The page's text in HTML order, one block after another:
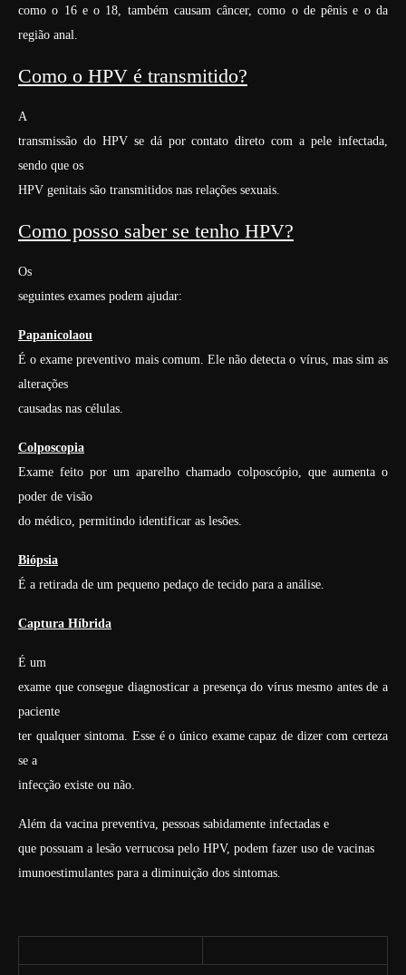
como o 16 e o 18, também causam câncer, como o de pênis e o da
região anal.
Como o HPV é transmitido?
A
transmissão do HPV se dá por contato direto com a pele infectada,
sendo que os
HPV genitais são transmitidos nas relações sexuais.
Como posso saber se tenho HPV?
Os
seguintes exames podem ajudar:
Papanicolaou
É o exame preventivo mais comum. Ele não detecta o vírus, mas sim as
alterações
causadas nas células.
Colposcopia
Exame feito por um aparelho chamado colposcópio, que aumenta o
poder de visão
do médico, permitindo identificar as lesões.
Biópsia
É a retirada de um pequeno pedaço de tecido para a análise.
Captura Híbrida
É um
exame que consegue diagnosticar a presença do vírus mesmo antes de a
paciente
ter qualquer sintoma. Esse é o único exame capaz de dizer com certeza
se a
infecção existe ou não.
Além da vacina preventiva, pessoas sabidamente infectadas e
que possuam a lesão verrucosa pelo HPV, podem fazer uso de vacinas
imunoestimulantes para a diminuição dos sintomas.